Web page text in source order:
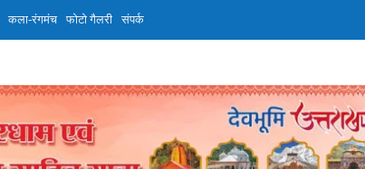
कला-रंगमंच फोटो गैलरी संपर्क